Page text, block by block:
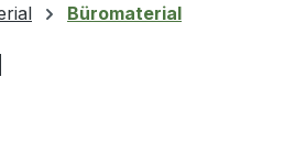
Büromaterial